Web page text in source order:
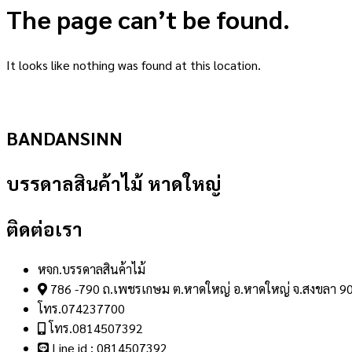
The page can’t be found.
It looks like nothing was found at this location.
BANDANSINN
บรรดาลสินค้าไม้ หาดใหญ่
ติดต่อเรา
หจก.บรรดาลสินค้าไม้
786 -790 ถ.เพชรเกษม ต.หาดใหญ่ อ.หาดใหญ่ จ.สงขลา
โทร.074237700
โทร.0814507392
Line id : 0814507392